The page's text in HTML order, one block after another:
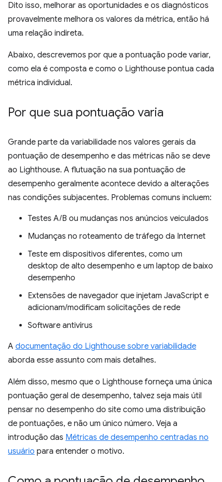
Dito isso, melhorar as oportunidades e os diagnósticos
provavelmente melhora os valores da métrica, então há
uma relação indireta.
Abaixo, descrevemos por que a pontuação pode variar,
como ela é composta e como o Lighthouse pontua cada
métrica individual.
Por que sua pontuação varia
Grande parte da variabilidade nos valores gerais da
pontuação de desempenho e das métricas não se deve
ao Lighthouse. A flutuação na sua pontuação de
desempenho geralmente acontece devido a alterações
nas condições subjacentes. Problemas comuns incluem:
Testes A/B ou mudanças nos anúncios veiculados
Mudanças no roteamento de tráfego da Internet
Teste em dispositivos diferentes, como um
desktop de alto desempenho e um laptop de baixo
desempenho
Extensões de navegador que injetam JavaScript e
adicionam/modificam solicitações de rede
Software antivírus
A documentação do Lighthouse sobre variabilidade
aborda esse assunto com mais detalhes.
Além disso, mesmo que o Lighthouse forneça uma única
pontuação geral de desempenho, talvez seja mais útil
pensar no desempenho do site como uma distribuição
de pontuações, e não um único número. Veja a
introdução das Métricas de desempenho centradas no
usuário para entender o motivo.